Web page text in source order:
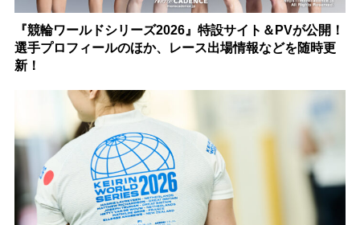
『競輪ワールドシリーズ2026』特設サイト＆PVが公開！
選手プロフィールのほか、レース出場情報などを随時更
新！